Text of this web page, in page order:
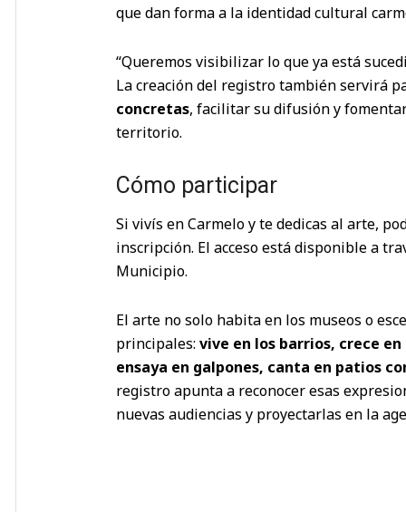
que dan forma a la identidad cultural
“Queremos visibilizar lo que ya está
La creación del registro también servirá
concretas, facilitar su difusión y
territorio.
Cómo participar
Si vivís en Carmelo y te dedicas al arte,
inscripción. El acceso está disponible a
Municipio.
El arte no solo habita en los museos o
principales: vive en los barrios, crece en
ensaya en galpones, canta en patios
registro apunta a reconocer esas
nuevas audiencias y proyectarlas en la